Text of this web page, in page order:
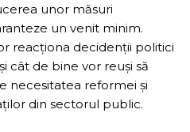
unor măsuri
un venit minim.
reacționa decidenții politici
cât de bine vor reuși să
necesitatea reformei și
din sectorul public.